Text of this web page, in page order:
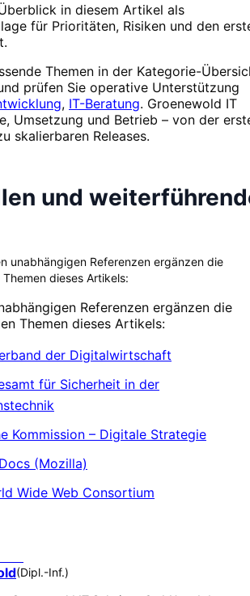
in diesem Artikel als
für Prioritäten, Risiken und den
Themen in der Kategorie-
prüfen Sie operative Unterstützung
, IT-Beratung. Groenewold IT
Umsetzung und Betrieb – von der
skalierbaren Releases.
und
unabhängigen Referenzen ergänzen die
dieses Artikels:
Referenzen ergänzen die
Themen dieses Artikels:
der Digitalwirtschaft
für Sicherheit in der
Kommission – Digitale Strategie
(Mozilla)
Wide Web Consortium
(Dipl.-Inf.)